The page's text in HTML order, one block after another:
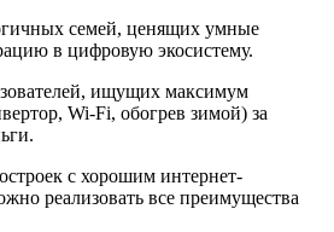
семей, ценящих умные
в цифровую экосистему.
, ищущих максимум
Wi-Fi, обогрев зимой) за
с хорошим интернет-
реализовать все преимущества